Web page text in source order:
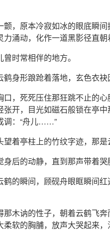
颤，原本冷寂如冰的眼底瞬
力涌动，化作一道黑影径直朝
时常相伴的地方。
鹤身形踉跄着落地，玄色衣袂
口，死死压住那狂跳不止的
张开，目光如磁石般锁在亭
调：“舟儿……”
望着亭柱上的竹纹字迹，那是
身后的动静，直到那声带着
鹤的瞬间，顾砚舟眼眶瞬间
那木讷的性子，朝着云鹤飞
柔软的胸脯，放声大哭起来